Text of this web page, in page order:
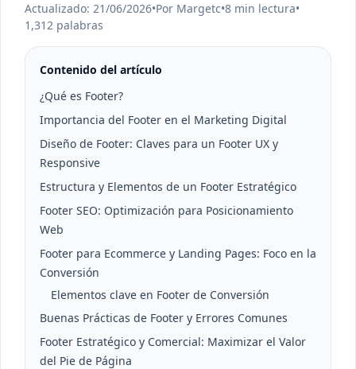
Actualizado: 21/06/2026•Por Margetc•8 min lectura•
1,312 palabras
Contenido del artículo
¿Qué es Footer?
Importancia del Footer en el Marketing Digital
Diseño de Footer: Claves para un Footer UX y
Responsive
Estructura y Elementos de un Footer Estratégico
Footer SEO: Optimización para Posicionamiento
Web
Footer para Ecommerce y Landing Pages: Foco en la
Conversión
Elementos clave en Footer de Conversión
Buenas Prácticas de Footer y Errores Comunes
Footer Estratégico y Comercial: Maximizar el Valor
del Pie de Página